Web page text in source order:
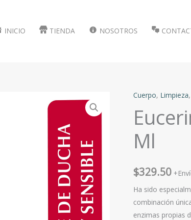
INICIO TIENDA NOSOTROS
Cuerpo, Limpieza,
Ml
$329.50
Ha sido
combinación
enzimas propias